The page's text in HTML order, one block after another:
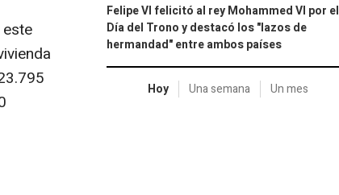
Felipe VI felicitó al rey Mohammed VI por el
Día del Trono y destacó los "lazos de
hermandad" entre ambos países
Hoy Una semana Un mes